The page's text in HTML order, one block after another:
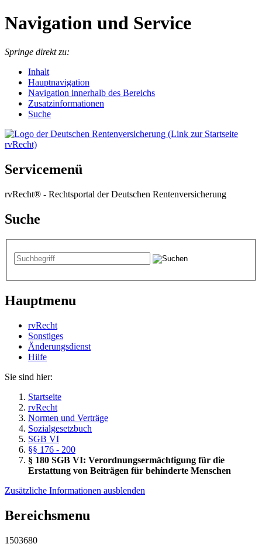
Navigation und Service
Springe direkt zu:
Inhalt
Hauptnavigation
Navigation innerhalb des Bereichs
Zusatzinformationen
Suche
Servicemenü
rvRecht® - Rechtsportal der Deutschen Rentenversicherung
Suche
Hauptmenu
rvRecht
Sonstiges
Änderungsdienst
Hil­fe
Sie sind hier:
Startseite
rvRecht
Normen und Verträge
Sozialgesetzbuch
SGB VI
§§ 176 - 200
§ 180 SGB VI: Verordnungsermächtigung für die
Erstattung von Beiträgen für behinderte Menschen
Zusätzliche Informationen ausblenden
Bereichsmenu
1503680